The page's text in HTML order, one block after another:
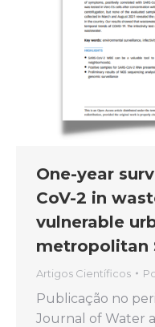
One-year
CoV-2 in
vulnerable
metropolitan
Artigos Científicos
Publicação no
Journal of Water